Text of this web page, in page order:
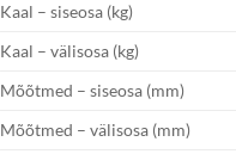
Kaal – siseosa (kg)
Kaal – välisosa (kg)
Mõõtmed – siseosa (mm)
Mõõtmed – välisosa (mm)